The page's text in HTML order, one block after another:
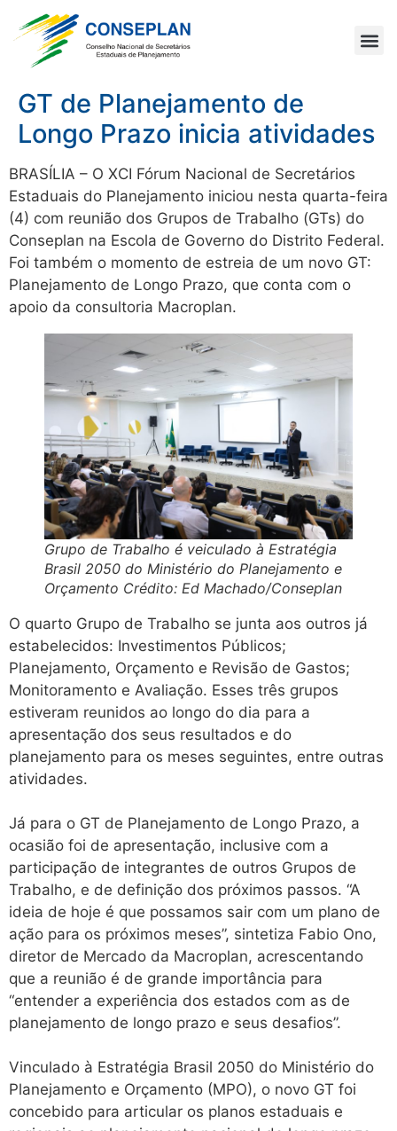
GT de Planejamento de
Longo Prazo inicia atividades
BRASÍLIA – O XCI Fórum Nacional de Secretários
Estaduais do Planejamento iniciou nesta quarta-feira
(4) com reunião dos Grupos de Trabalho (GTs) do
Conseplan na Escola de Governo do Distrito Federal.
Foi também o momento de estreia de um novo GT:
Planejamento de Longo Prazo, que conta com o
apoio da consultoria Macroplan.
Grupo de Trabalho é veiculado à Estratégia
Brasil 2050 do Ministério do Planejamento e
Orçamento Crédito: Ed Machado/Conseplan
O quarto Grupo de Trabalho se junta aos outros já
estabelecidos: Investimentos Públicos;
Planejamento, Orçamento e Revisão de Gastos;
Monitoramento e Avaliação. Esses três grupos
estiveram reunidos ao longo do dia para a
apresentação dos seus resultados e do
planejamento para os meses seguintes, entre outras
atividades.
Já para o GT de Planejamento de Longo Prazo, a
ocasião foi de apresentação, inclusive com a
participação de integrantes de outros Grupos de
Trabalho, e de definição dos próximos passos. “A
ideia de hoje é que possamos sair com um plano de
ação para os próximos meses”, sintetiza Fabio Ono,
diretor de Mercado da Macroplan, acrescentando
que a reunião é de grande importância para
“entender a experiência dos estados com as de
planejamento de longo prazo e seus desafios”.
Vinculado à Estratégia Brasil 2050 do Ministério do
Planejamento e Orçamento (MPO), o novo GT foi
concebido para articular os planos estaduais e